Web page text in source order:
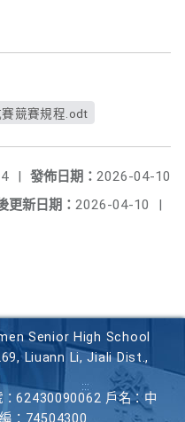
競賽規程.odt
發佈日期： 2026-04-10
|
更新日期： 2026-04-10 |
Senior High School
Liuann Li, Jiali Dist.,
62430090062 戶名：中
：74504300